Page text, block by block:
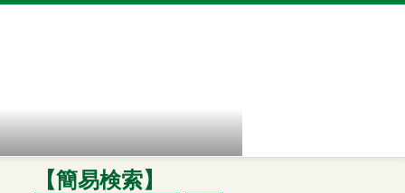
【簡易検索】